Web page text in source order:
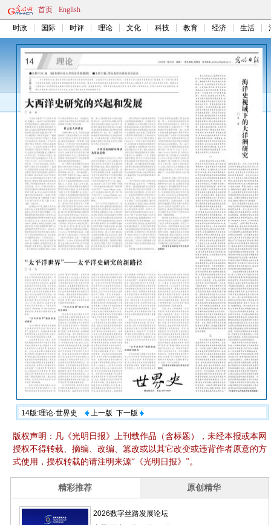
首页 English
时政 国际 时评 理论 文化 科技 教育 经济 生活
14版:理论·世界史 上一版 下一版
版权声明：凡《光明日报》上刊载作品（含标题），未经本报或本网
授权不得转载、摘编、改编、篡改或以其它改变或违背作者原意的方
式使用，授权转载的请注明来源“《光明日报》”。